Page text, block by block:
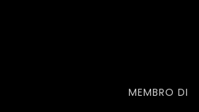
MEMBRO DI